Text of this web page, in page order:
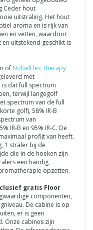
Ceder hout
uitstraling. Het hout
aroma en is rijk van
en vetten, waardoor
uitstekend geschikt is
of NobelFlex Therapy
met
is dat full spectrum
terwijl langegolf
spectrum van de full
golf), 58% IR-B
van
IR-B en 95% IR-C. De
profijt van heeft.
1 straler bij de
die in de hoeken zijn
een handig
opzetten.
gratis Floor
componenten,
De cabine is op
er is geen
Onze cabines zijn